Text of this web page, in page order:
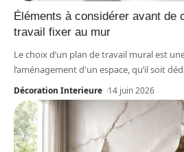
Éléments à considérer avant de
travail fixer au mur
Le choix d’un plan de travail mural est
l’aménagement d'un espace, qu’il soit
Décoration Interieure 14 juin 2026